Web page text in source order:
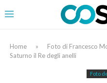
Home »
Foto di Francesco
Saturno il Re degli anelli
Foto